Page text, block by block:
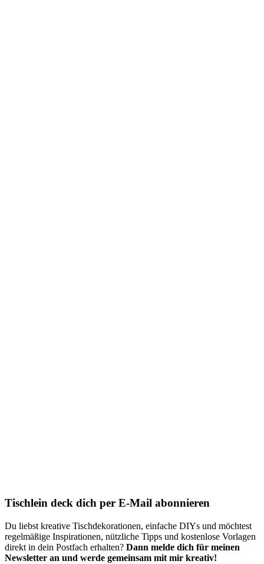
Tischlein deck dich per E-Mail abonnieren
Du liebst kreative Tischdekorationen, einfache DIYs und möchtest
regelmäßige Inspirationen, nützliche Tipps und kostenlose Vorlagen
direkt in dein Postfach erhalten? Dann melde dich für meinen
Newsletter an und werde gemeinsam mit mir kreativ!